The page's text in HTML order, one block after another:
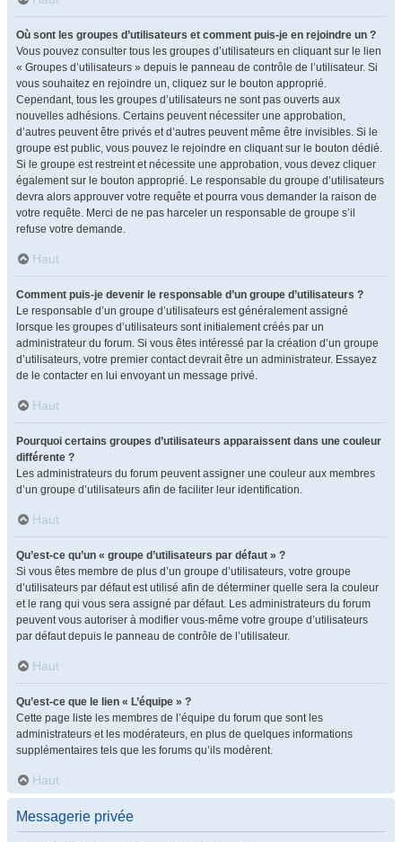
Où sont les groupes d’utilisateurs et comment puis-je en rejoindre un ?
Vous pouvez consulter tous les groupes d’utilisateurs en cliquant sur le lien
« Groupes d’utilisateurs » depuis le panneau de contrôle de l’utilisateur. Si
vous souhaitez en rejoindre un, cliquez sur le bouton approprié.
Cependant, tous les groupes d’utilisateurs ne sont pas ouverts aux
nouvelles adhésions. Certains peuvent nécessiter une approbation,
d’autres peuvent être privés et d’autres peuvent même être invisibles. Si le
groupe est public, vous pouvez le rejoindre en cliquant sur le bouton dédié.
Si le groupe est restreint et nécessite une approbation, vous devez cliquer
également sur le bouton approprié. Le responsable du groupe d’utilisateurs
devra alors approuver votre requête et pourra vous demander la raison de
votre requête. Merci de ne pas harceler un responsable de groupe s’il
refuse votre demande.
Haut
Comment puis-je devenir le responsable d’un groupe d’utilisateurs ?
Le responsable d’un groupe d’utilisateurs est généralement assigné
lorsque les groupes d’utilisateurs sont initialement créés par un
administrateur du forum. Si vous êtes intéressé par la création d’un groupe
d’utilisateurs, votre premier contact devrait être un administrateur. Essayez
de le contacter en lui envoyant un message privé.
Haut
Pourquoi certains groupes d’utilisateurs apparaissent dans une couleur
différente ?
Les administrateurs du forum peuvent assigner une couleur aux membres
d’un groupe d’utilisateurs afin de faciliter leur identification.
Haut
Qu’est-ce qu’un « groupe d’utilisateurs par défaut » ?
Si vous êtes membre de plus d’un groupe d’utilisateurs, votre groupe
d’utilisateurs par défaut est utilisé afin de déterminer quelle sera la couleur
et le rang qui vous sera assigné par défaut. Les administrateurs du forum
peuvent vous autoriser à modifier vous-même votre groupe d’utilisateurs
par défaut depuis le panneau de contrôle de l’utilisateur.
Haut
Qu’est-ce que le lien « L’équipe » ?
Cette page liste les membres de l’équipe du forum que sont les
administrateurs et les modérateurs, en plus de quelques informations
supplémentaires tels que les forums qu’ils modèrent.
Haut
Messagerie privée